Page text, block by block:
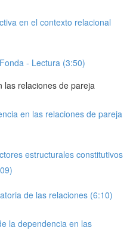
en el contexto relacional
- Lectura (3:50)
las relaciones de pareja
en las relaciones de pareja
estructurales constitutivos
de las relaciones (6:10)
la dependencia en las